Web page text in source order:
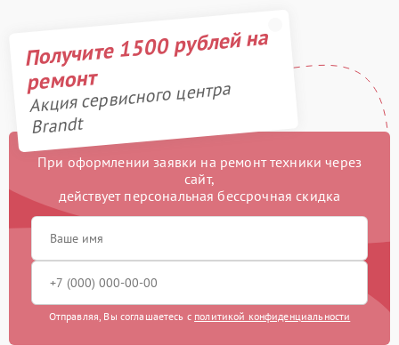
Получите 1500 рублей на
ремонт
Акция сервисного центра
Brandt
При оформлении заявки на ремонт техники через
сайт,
действует персональная бессрочная скидка
Отправляя, Вы соглашаетесь с политикой конфиденциальности